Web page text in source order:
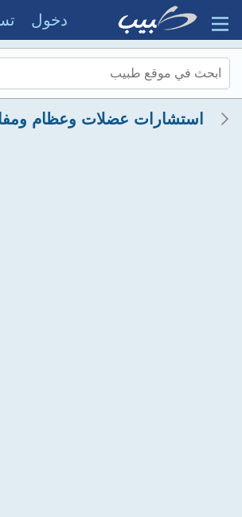
دخول
استشارات عضلات وعظام